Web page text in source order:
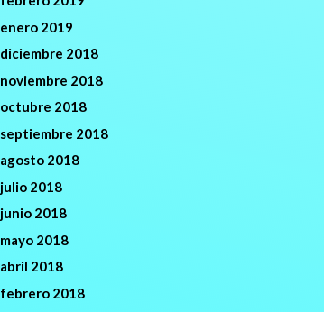
enero 2019
diciembre 2018
noviembre 2018
octubre 2018
septiembre 2018
agosto 2018
julio 2018
junio 2018
mayo 2018
abril 2018
febrero 2018